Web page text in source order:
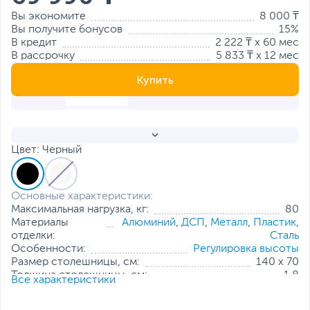
Цвет: Черный
Основные характеристики:
Максимальная нагрузка, кг:
80
Материалы
отделки:
Алюминий, ДСП , Металл, Пластик,
Сталь
Особенности:
Регулировка высоты
Размер столешницы, см:
140 х 70
Толщина столешницы, см:
1.8
Все характеристики
Вы экономите
8 000 ₸
Вы получите бонусов
15%
В кредит
2 222 ₸ x 60 мес
В рассрочку
5 833 ₸ x 12 мес
Купить